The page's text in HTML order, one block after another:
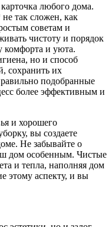
любого дома.
так сложен, как
советам и
чистоту и порядок
комфорта и уюта.
но и способ
сохранить их
подобранные
более эффективным и
и хорошего
вы создаете
Не забывайте о
дом особенным. Чистые
и тепла, наполняя дом
этому аспекту, и вы